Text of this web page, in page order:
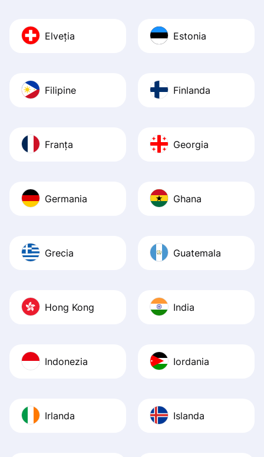
Elveția Estonia
Filipine Finlanda
Franța Georgia
Germania Ghana
Grecia Guatemala
Hong Kong India
Indonezia Iordania
Irlanda Islanda